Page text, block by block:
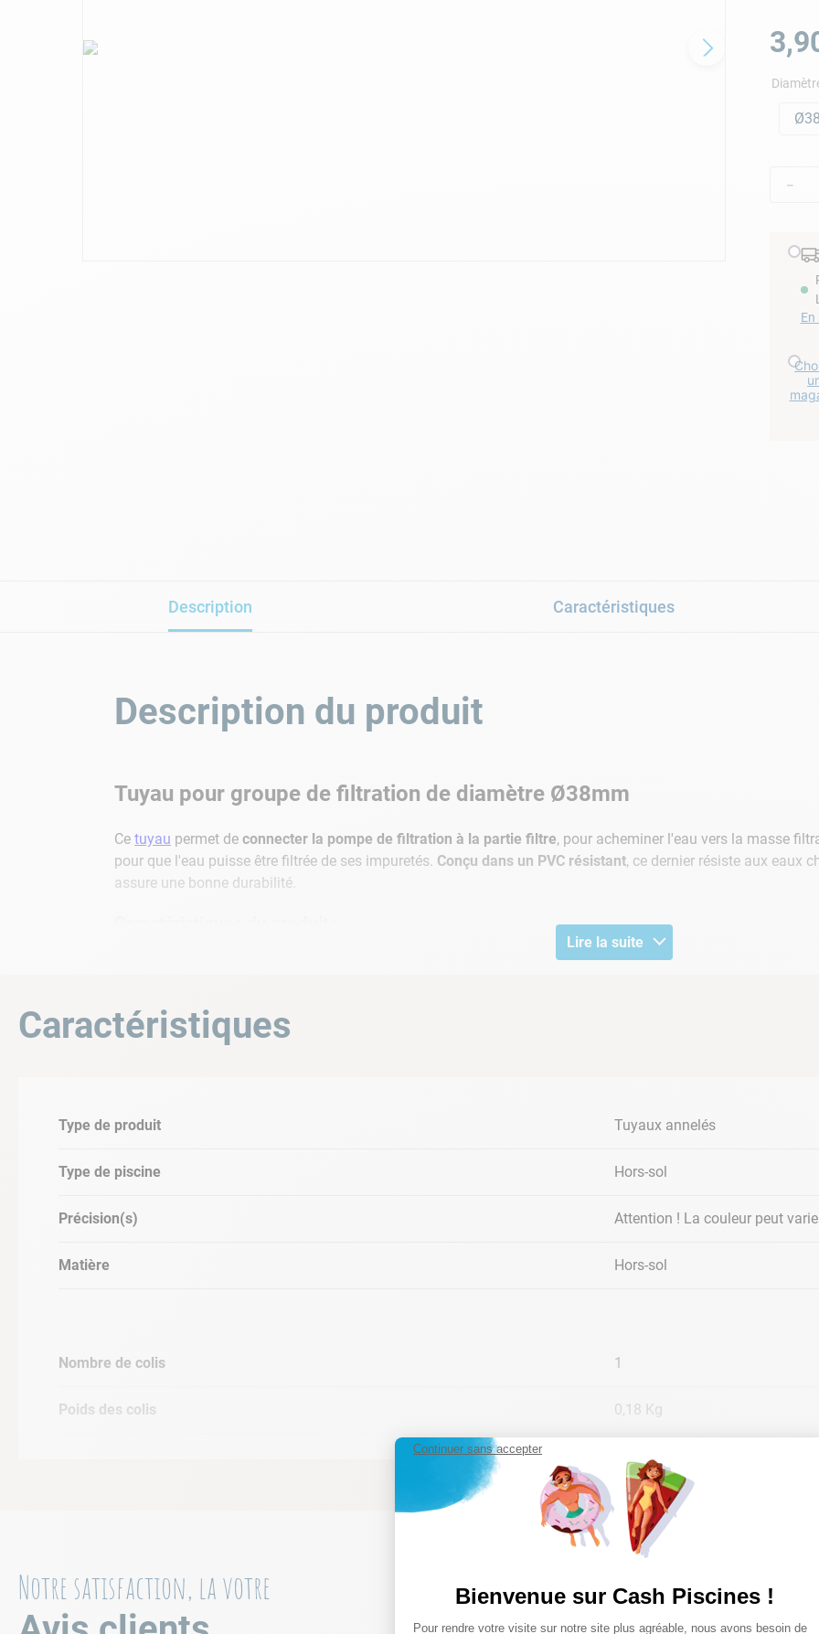
3,
－
Description Caractéristiques
Description du produit
Tuyau pour groupe de filtration de diamètre Ø38mm
Ce tuyau permet de connecter la pompe de filtration à la partie filtre, pour acheminer l'eau vers la masse
pour que l'eau puisse être filtrée de ses impuretés. Conçu dans un PVC résistant, ce dernier résiste aux eaux
assure une bonne durabilité.
Diamètre : Ø38mm
Longueur : 0.91 m
Lire la suite
Caractéristiques
Lire la suite
Type de produit Tuyaux annelés
Type de piscine Hors-sol
Précision(s) Attention ! La couleur peut
Matière Hors-sol
Nombre de colis 1
Poids des colis 0,18 Kg
Notre satisfaction, la votre
Continuer sans accepter
Bienvenue sur Cash Piscines !
Plateforme de Gestion du
Pour rendre votre visite sur notre site plus agréable, nous avons besoin de